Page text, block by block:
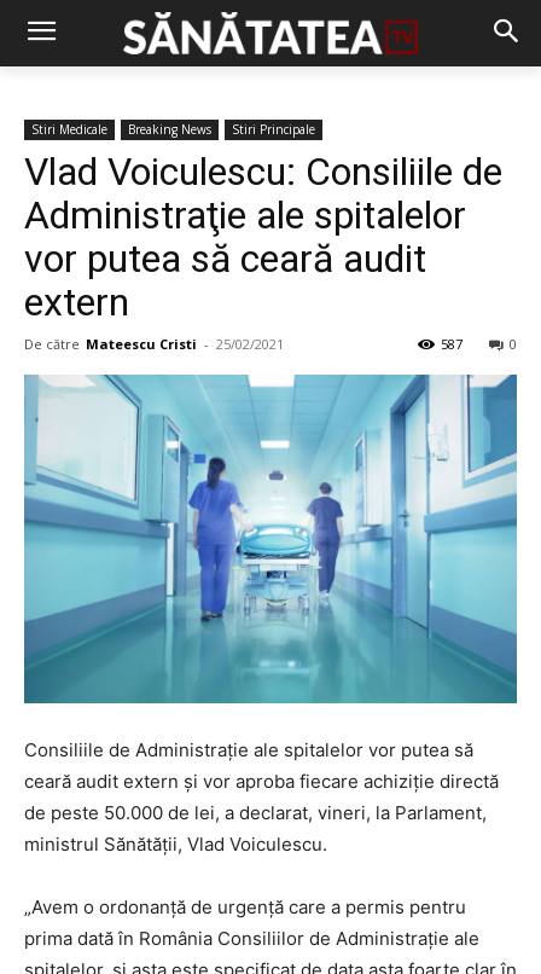
Stiri Medicale Breaking News Stiri Principale
Vlad Voiculescu: Consiliile de
Administraţie ale spitalelor
vor putea să ceară audit
extern
De către Mateescu Cristi - 25/02/2021 0
587
Consiliile de Administraţie ale spitalelor vor putea să
ceară audit extern şi vor aproba fiecare achiziţie directă
de peste 50.000 de lei, a declarat, vineri, la Parlament,
ministrul Sănătăţii, Vlad Voiculescu.
„Avem o ordonanţă de urgenţă care a permis pentru
prima dată în România Consiliilor de Administraţie ale